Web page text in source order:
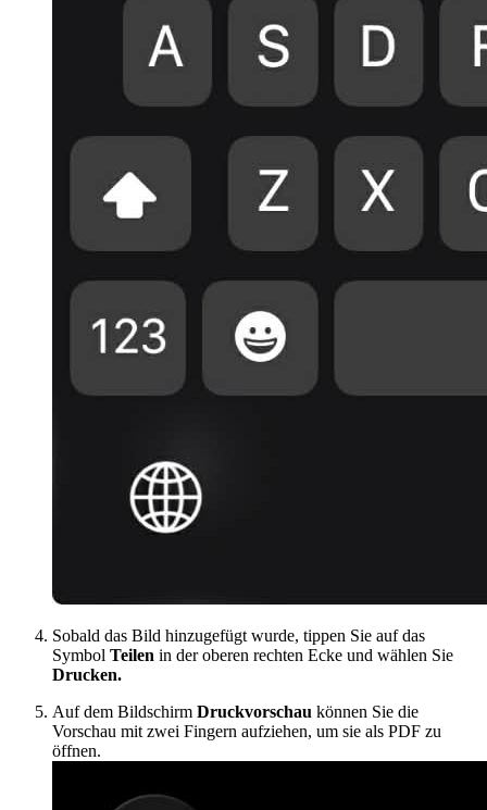
Sobald das Bild hinzugefügt wurde, tippen Sie auf das
Symbol Teilen in der oberen rechten Ecke und wählen Sie
Drucken.
Auf dem Bildschirm Druckvorschau können Sie die
Vorschau mit zwei Fingern aufziehen, um sie als PDF zu
öffnen.